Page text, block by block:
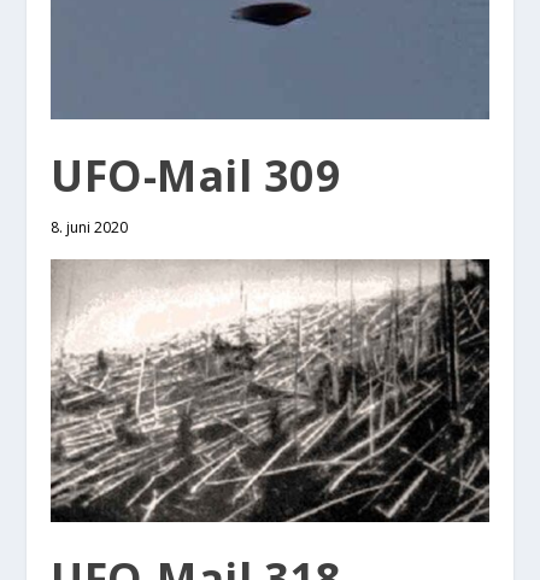
UFO-Mail 309
8. juni 2020